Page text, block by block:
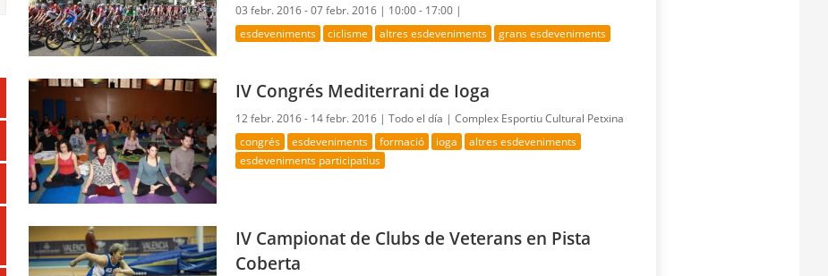
03 febr. 2016 - 07 febr. 2016 | 10:00 - 17:00 |
esdeveniments ciclisme altres esdeveniments grans esdeveniments
IV Congrés Mediterrani de Ioga
12 febr. 2016 - 14 febr. 2016 |Todo el día |Complex Esportiu Cultural Petxina
congrés esdeveniments formació ioga
altres esdeveniments
esdeveniments participatius
IV Campionat de Clubs de Veterans en Pista
Coberta